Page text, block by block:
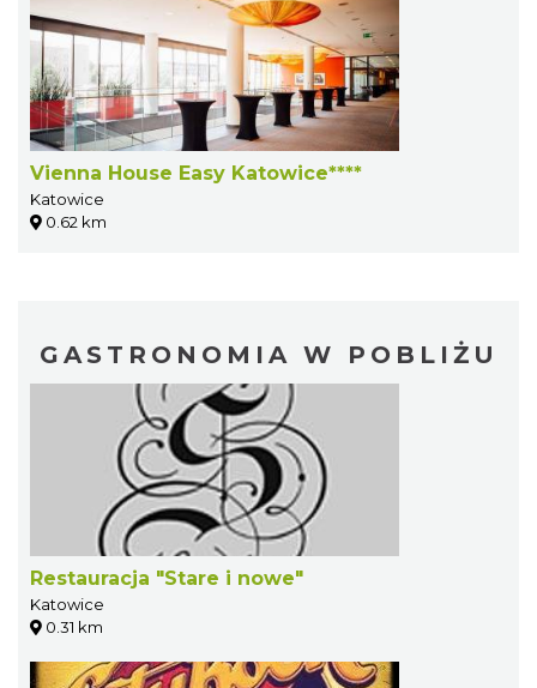
Vienna House Easy Katowice****
Katowice
0.62 km
GASTRONOMIA W POBLIŻU
Restauracja "Stare i nowe"
Katowice
0.31 km